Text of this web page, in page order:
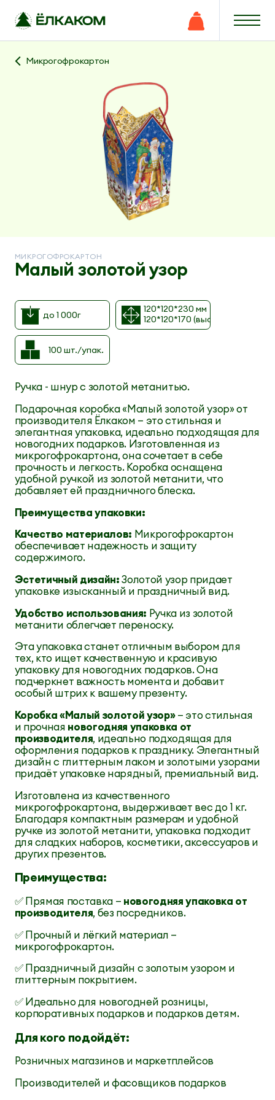
Микрогофрокартон
МИКРОГОФРОКАРТОН
Малый золотой узор
до 1 000г
120*120*230 мм
120*120*170 (высота до
100 шт./упак.
Ручка - шнур с золотой метанитью.
Подарочная коробка «Малый золотой узор» от
производителя Ёлкаком — это стильная и
элегантная упаковка, идеально подходящая для
новогодних подарков. Изготовленная из
микрогофрокартона, она сочетает в себе
прочность и легкость. Коробка оснащена
удобной ручкой из золотой метанити, что
добавляет ей праздничного блеска.
Преимущества упаковки:
Качество материалов: Микрогофрокартон
обеспечивает надежность и защиту
содержимого.
Эстетичный дизайн:Золотой узор придает
упаковке изысканный и праздничный вид.
Удобство использования: Ручка из золотой
метанити облегчает переноску.
Эта упаковка станет отличным выбором для
тех, кто ищет качественную и красивую
упаковку для новогодних подарков. Она
подчеркнет важность момента и добавит
особый штрих к вашему презенту.
Коробка «Малый золотой узор»— это стильная
и прочная новогодняя упаковка от
производителя, идеально подходящая для
оформления подарков к празднику. Элегантный
дизайн с глиттерным лаком и золотыми узорами
придаёт упаковке нарядный, премиальный вид.
Изготовлена из качественного
микрогофрокартона, выдерживает вес до 1 кг.
Благодаря компактным размерам и удобной
ручке из золотой метанити, упаковка подходит
для сладких наборов, косметики, аксессуаров и
других презентов.
Преимущества:
✅ Прямая поставка — новогодняя упаковка от
производителя, без посредников.
✅ Прочный и лёгкий материал —
микрогофрокартон.
✅ Праздничный дизайн с золотым узором и
глиттерным покрытием.
✅ Идеально для новогодней розницы,
корпоративных подарков и подарков детям.
Для кого подойдёт:
Розничных магазинов и маркетплейсов
Производителей и фасовщиков подарков